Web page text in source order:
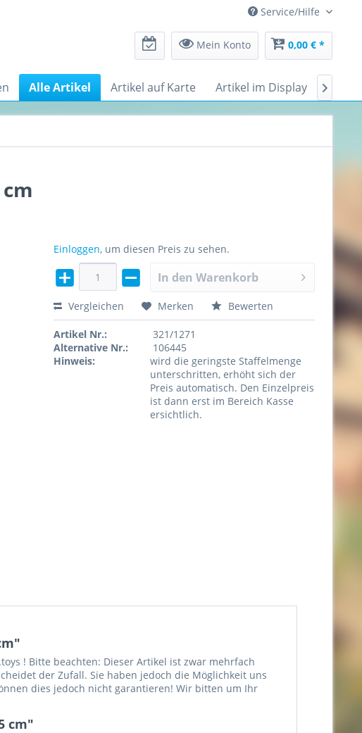
Service/Hilfe
Mein Konto 0,00 € *
Alle Artikel Artikel auf Karte Artikel im Display 
Einloggen, um diesen Preis zu sehen.
In den Warenkorb
Vergleichen Merken Bewerten
Artikel Nr.:
321/1271
Alternative Nr.:
106445
Hinweis:
wird die geringste Staffelmenge
unterschritten, erhöht sich der
Preis automatisch. Den Einzelpreis
ist dann erst im Bereich Kasse
ersichtlich.
! Bitte beachten: Dieser Artikel ist zwar mehrfach
der Zufall. Sie haben jedoch die Möglichkeit uns
dies jedoch nicht garantieren! Wir bitten um Ihr
cm"